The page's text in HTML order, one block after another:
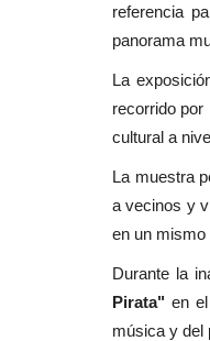
referencia
panorama
La
recorrido por
cultural a
La muestra
a vecinos y
en un mismo
Durante la
Pirata" en
música y del